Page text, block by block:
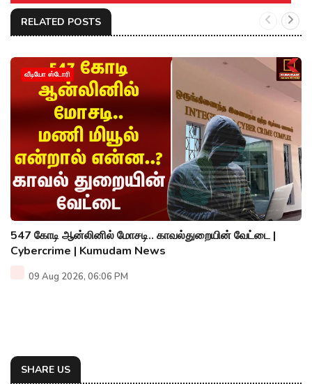
RELATED POSTS
வீடியோ ஸ்டோரி
547 கோடி ஆன்லினில் மோசடி.. காவல்துறையின் வேட்டை |
Cybercrime | Kumudam News
09 Aug 2026, 06:06 PM
SHARE US